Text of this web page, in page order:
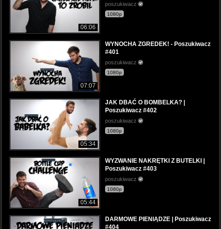
06:06
poszukiwacz
1080p
07:07
WYNOCHA ZGREDEK! - Poszukiwacz
#401
poszukiwacz
1080p
05:34
JAK DBAĆ O BOMBELKA? |
Poszukiwacz #402
poszukiwacz
1080p
05:44
WYZWANIE NAKRĘTKI Z BUTELKI |
Poszukiwacz #403
poszukiwacz
1080p
DARMOWE PIENIĄDZE | Poszukiwacz
#404